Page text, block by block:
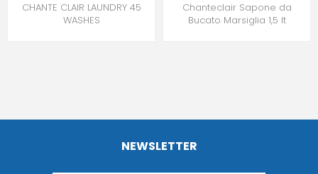
CHANTE CLAIR LAUNDRY 45
WASHES
Chanteclair Sapone da
Bucato Marsiglia 1,5 lt
NEWSLETTER